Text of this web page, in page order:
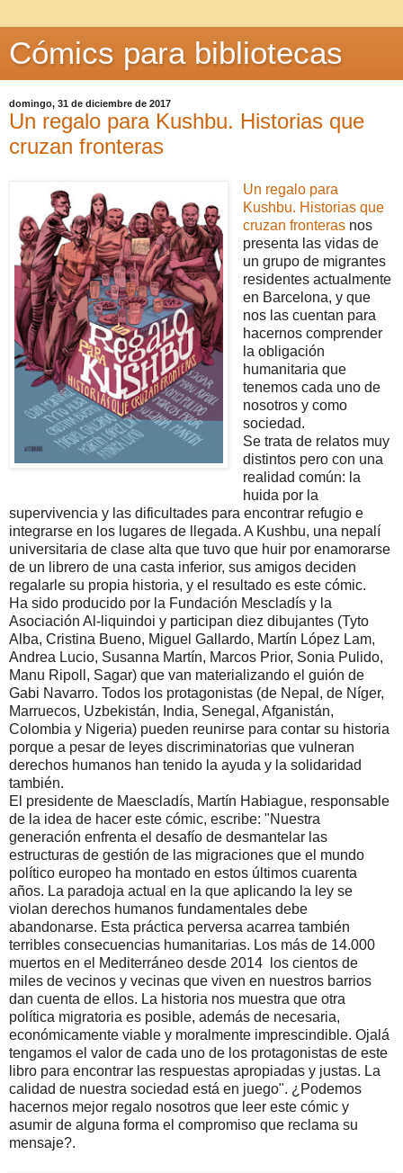
Cómics para bibliotecas
domingo, 31 de diciembre de 2017
Un regalo para Kushbu. Historias que
cruzan fronteras
Un regalo para
Kushbu. Historias que
cruzan fronterasnos
presenta las vidas de
un grupo de migrantes
residentes actualmente
en Barcelona, y que
nos las cuentan para
hacernos comprender
la obligación
humanitaria que
tenemos cada uno de
nosotros y como
sociedad.
Se trata de relatos muy
distintos pero con una
realidad común: la
huida por la
supervivencia y las dificultades para encontrar refugio e
integrarse en los lugares de llegada. A Kushbu, una nepalí
universitaria de clase alta que tuvo que huir por enamorarse
de un librero de una casta inferior, sus amigos deciden
regalarle su propia historia, y el resultado es este cómic.
Ha sido producido por la Fundación Mescladís y la
Asociación Al-liquindoi y participan diez dibujantes (Tyto
Alba, Cristina Bueno, Miguel Gallardo, Martín López Lam,
Andrea Lucio, Susanna Martín, Marcos Prior, Sonia Pulido,
Manu Ripoll, Sagar) que van materializando el guión de
Gabi Navarro. Todos los protagonistas (de Nepal, de Níger,
Marruecos, Uzbekistán, India, Senegal, Afganistán,
Colombia y Nigeria) pueden reunirse para contar su historia
porque a pesar de leyes discriminatorias que vulneran
derechos humanos han tenido la ayuda y la solidaridad
también.
El presidente de Maescladís, Martín Habiague, responsable
de la idea de hacer este cómic, escribe: "Nuestra
generación enfrenta el desafío de desmantelar las
estructuras de gestión de las migraciones que el mundo
político europeo ha montado en estos últimos cuarenta
años. La paradoja actual en la que aplicando la ley se
violan derechos humanos fundamentales debe
abandonarse. Esta práctica perversa acarrea también
terribles consecuencias humanitarias. Los más de 14.000
muertos en el Mediterráneo desde 2014 los cientos de
miles de vecinos y vecinas que viven en nuestros barrios
dan cuenta de ellos. La historia nos muestra que otra
política migratoria es posible, además de necesaria,
económicamente viable y moralmente imprescindible. Ojalá
tengamos el valor de cada uno de los protagonistas de este
libro para encontrar las respuestas apropiadas y justas. La
calidad de nuestra sociedad está en juego". ¿Podemos
hacernos mejor regalo nosotros que leer este cómic y
asumir de alguna forma el compromiso que reclama su
mensaje?.